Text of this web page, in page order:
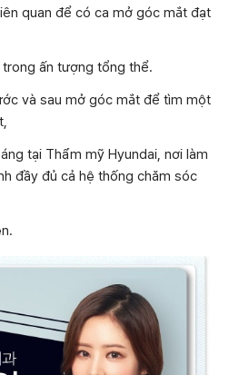
quan để có ca mở góc mắt đạt
ấn tượng tổng thể.
và sau mở góc mắt để tìm một
tại Thẩm mỹ Hyundai, nơi làm
đầy đủ cả hệ thống chăm sóc